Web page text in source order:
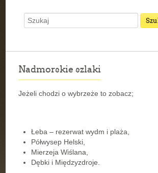
Nadmorskie szlaki
Jeżeli chodzi o wybrzeże to zobacz;
Łeba – rezerwat wydm i plaża,
Półwysep Helski,
Mierzeja Wiślana,
Dębki i Międzyzdroje.